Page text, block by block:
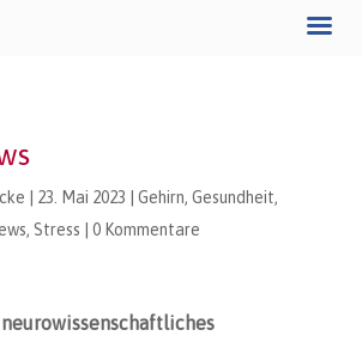
23. Mai 2023 Gehirn, Gesundheit,
, Stress 0 Kommentare